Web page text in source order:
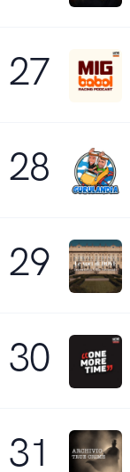
27
28
29
30
31